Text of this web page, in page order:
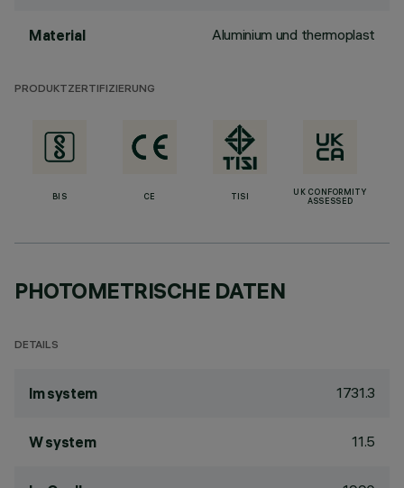
Material Aluminium und thermoplast
PRODUKTZERTIFIZIERUNG
BIS CE TISI
UK CONFORMITY
ASSESSED
PHOTOMETRISCHE DATEN
DETAILS
lm system 1731.3
W system 11.5